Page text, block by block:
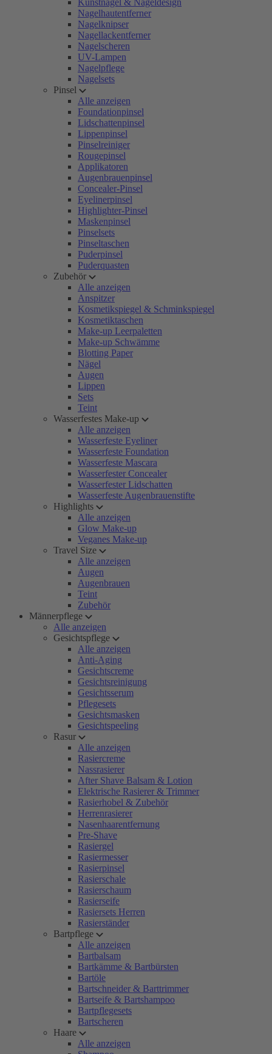
Kunstnägel & Nageldesign
Nagelhautentferner
Nagelknipser
Nagellackentferner
Nagelscheren
UV-Lampen
Nagelpflege
Nagelsets
Pinsel
Alle anzeigen
Foundationpinsel
Lidschattenpinsel
Lippenpinsel
Pinselreiniger
Rougepinsel
Applikatoren
Augenbrauenpinsel
Concealer-Pinsel
Eyelinerpinsel
Highlighter-Pinsel
Maskenpinsel
Pinselsets
Pinseltaschen
Puderpinsel
Puderquasten
Zubehör
Alle anzeigen
Anspitzer
Kosmetikspiegel & Schminkspiegel
Kosmetiktaschen
Make-up Leerpaletten
Make-up Schwämme
Blotting Paper
Nägel
Augen
Lippen
Sets
Teint
Wasserfestes Make-up
Alle anzeigen
Wasserfeste Eyeliner
Wasserfeste Foundation
Wasserfeste Mascara
Wasserfester Concealer
Wasserfester Lidschatten
Wasserfeste Augenbrauenstifte
Highlights
Alle anzeigen
Glow Make-up
Veganes Make-up
Travel Size
Alle anzeigen
Augen
Augenbrauen
Teint
Zubehör
Männerpflege
Alle anzeigen
Gesichtspflege
Alle anzeigen
Anti-Aging
Gesichtscreme
Gesichtsreinigung
Gesichtsserum
Pflegesets
Gesichtsmasken
Gesichtspeeling
Rasur
Alle anzeigen
Rasiercreme
Nassrasierer
After Shave Balsam & Lotion
Elektrische Rasierer & Trimmer
Rasierhobel & Zubehör
Herrenrasierer
Nasenhaarentfernung
Pre-Shave
Rasiergel
Rasiermesser
Rasierpinsel
Rasierschale
Rasierschaum
Rasierseife
Rasiersets Herren
Rasierständer
Bartpflege
Alle anzeigen
Bartbalsam
Bartkämme & Bartbürsten
Bartöle
Bartschneider & Barttrimmer
Bartseife & Bartshampoo
Bartpflegesets
Bartscheren
Haare
Alle anzeigen